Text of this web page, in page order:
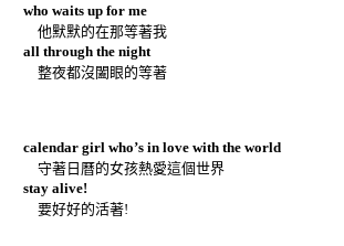
who waits up for me
他默默的在那等著我
all through the night
整夜都沒闔眼的等著
calendar girl who’s in love with the world
守著日曆的女孩熱愛這個世界
stay alive!
要好好的活著!